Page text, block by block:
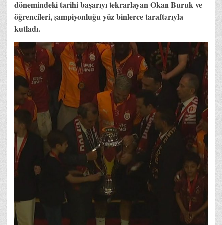
dönemindeki tarihi başarıyı tekrarlayan Okan Buruk ve
öğrencileri, şampiyonluğu yüz binlerce taraftarıyla
kutladı.